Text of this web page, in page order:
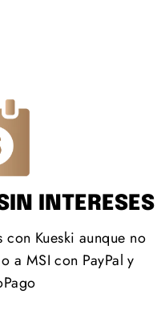
INTERESES
con Kueski aunque no
a MSI con PayPal y